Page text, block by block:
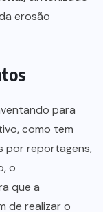
erosão
para
como tem
por reportagens,
o
que a
de realizar o